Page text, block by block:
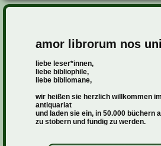
amor librorum nos
liebe leser*innen,
liebe bibliophile,
liebe bibliomane,
wir heißen sie herzlich willkommen
antiquariat
und laden sie ein, in 50.000 büchern
zu stöbern und fündig zu werden.